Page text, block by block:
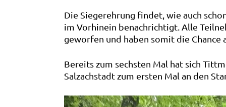
Die Siegerehrung findet, wie auch
im Vorhinein benachrichtigt. Alle
geworfen und haben somit die Chance
Bereits zum sechsten Mal hat sich
Salzachstadt zum ersten Mal an den